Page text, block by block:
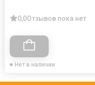
0,0Отзывов пока нет
Нет в наличии